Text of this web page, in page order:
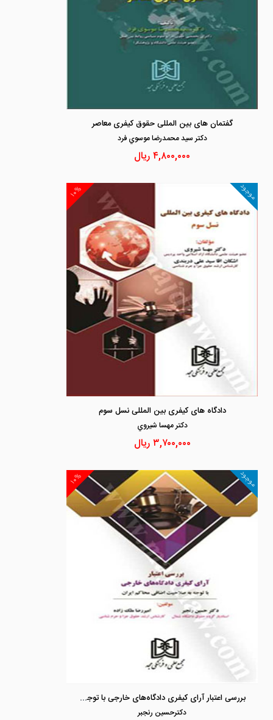
گفتمان های بین المللی حقوق کیفری معاصر
دكتر سيد محمدرضا موسوي فرد
۴,۸۰۰,۰۰۰ریال
۱۰% موجود
دادگاه های کیفری بین المللی نسل سوم
دكتر مهسا شيروي
۳,۷۰۰,۰۰۰ریال
۱۰% موجود
بررسی اعتبار آرای کیفری دادگاه‌های خارجی با توجه به صلاحیت اضافی محاکم ایران
دكترحسين رنجبر